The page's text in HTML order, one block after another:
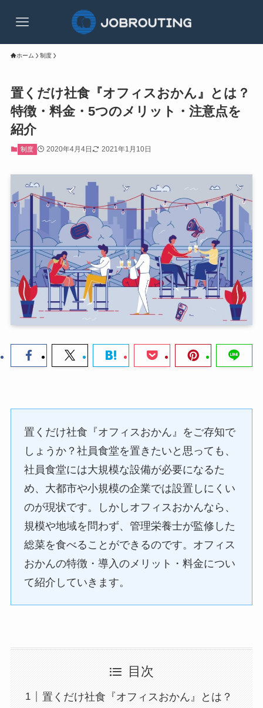
ホーム 制度
置くだけ社食『オフィスおかん』とは？
特徴・料金・5つのメリット・注意点を
紹介
制度 2020年4月4日 2021年1月10日
置くだけ社食『オフィスおかん』をご存知で
しょうか？社員食堂を置きたいと思っても、
社員食堂には大規模な設備が必要になるた
め、大都市や小規模の企業では設置しにくい
のが現状です。しかしオフィスおかんなら、
規模や地域を問わず、管理栄養士が監修した
総菜を食べることができるのです。オフィス
おかんの特徴・導入のメリット・料金につい
て紹介していきます。
目次
置くだけ社食『オフィスおかん』とは？